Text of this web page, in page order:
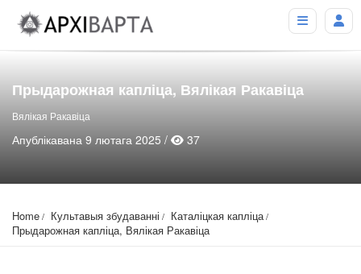
Прыдарожная капліца, Вялікая Ракавіца
Вялікая Ракавіца
Апублікавана 9 лютага 2025 / 37
Home Культавыя збудаванні
Каталіцкая капліца
Прыдарожная капліца, Вялікая Ракавіца